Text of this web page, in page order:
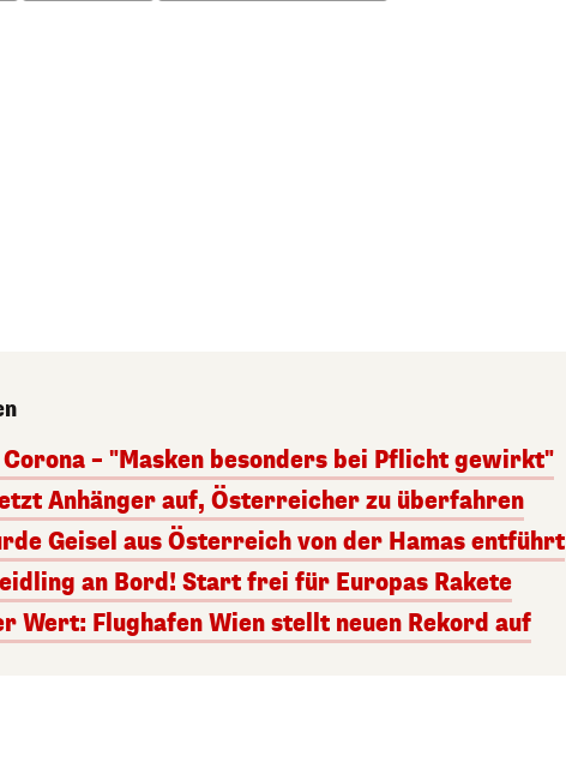
– "Masken besonders bei Pflicht gewirkt"
Anhänger auf, Österreicher zu überfahren
Geisel aus Österreich von der Hamas entführt
an Bord! Start frei für Europas Rakete
Wert: Flughafen Wien stellt neuen Rekord auf